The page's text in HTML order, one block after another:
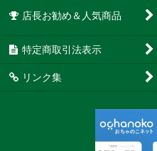
店長お勧め＆人気商品
特定商取引法表示
リンク集